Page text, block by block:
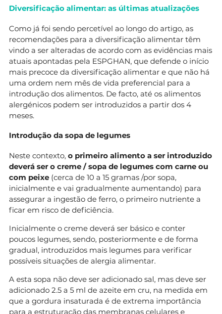
Diversificação alimentar: as últimas atualizações
Como já foi sendo percetível ao longo do artigo, as
recomendações para a diversificação alimentar têm
vindo a ser alteradas de acordo com as evidências mais
atuais apontadas pela ESPGHAN, que defende o início
mais precoce da diversificação alimentar e que não há
uma ordem nem mês de vida preferencial para a
introdução dos alimentos. De facto, até os alimentos
alergénicos podem ser introduzidos a partir dos 4
meses.
Introdução da sopa de legumes
Neste contexto, o primeiro alimento a ser introduzido
deverá ser o creme / sopa de legumes com carne ou
com peixe (cerca de 10 a 15 gramas /por sopa,
inicialmente e vai gradualmente aumentando) para
assegurar a ingestão de ferro, o primeiro nutriente a
ficar em risco de deficiência.
Inicialmente o creme deverá ser básico e conter
poucos legumes, sendo, posteriormente e de forma
gradual, introduzidos mais legumes para verificar
possíveis situações de alergia alimentar.
A esta sopa não deve ser adicionado sal, mas deve ser
adicionado 2.5 a 5 ml de azeite em cru, na medida em
que a gordura insaturada é de extrema importância
para a estruturação das membranas celulares e